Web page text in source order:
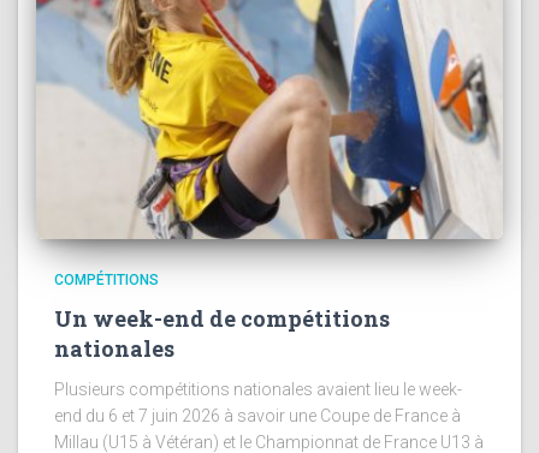
COMPÉTITIONS
Un week-end de compétitions
nationales
Plusieurs compétitions nationales avaient lieu le week-
end du 6 et 7 juin 2026 à savoir une Coupe de France à
Millau (U15 à Vétéran) et le Championnat de France U13 à